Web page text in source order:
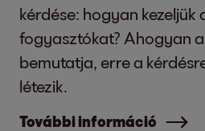
kérdése: hogyan kezeljük
fogyasztókat? Ahogyan
bemutatja, erre a
létezik.
További információ